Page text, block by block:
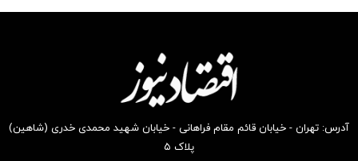
آدرس: تهران - خیابان قائم مقام فراهانی - خیابان شهید محمدی خدری (شاهین)
پلاک ۵